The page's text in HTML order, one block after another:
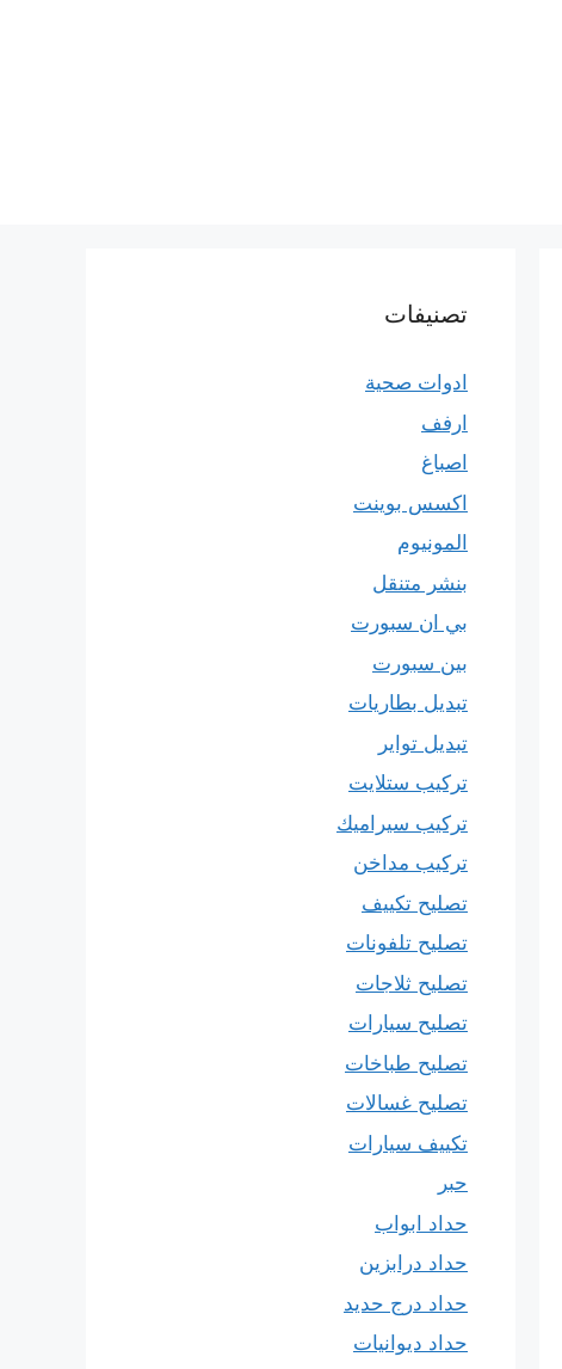
تصنيفات
ادوات صحية
ارفف
اصباغ
اكسس بوينت
المونيوم
بنشر متنقل
بي ان سبورت
بين سبورت
تبديل بطاريات
تبديل تواير
تركيب ستلايت
تركيب سيراميك
تركيب مداخن
تصليح تكييف
تصليح تلفونات
تصليح ثلاجات
تصليح سيارات
تصليح طباخات
تصليح غسالات
تكييف سيارات
حبر
حداد ابواب
حداد درابزين
حداد درج حديد
حداد ديوانيات